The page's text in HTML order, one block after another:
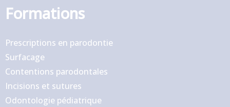
Formations
Prescriptions en parodontie
Surfacage
Contentions parodontales
Incisions et sutures
Odontologie pédiatrique